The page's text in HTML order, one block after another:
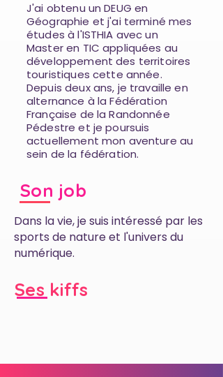
J'ai obtenu un DEUG en
Géographie et j'ai terminé mes
études à l'ISTHIA avec un
Master en TIC appliquées au
développement des territoires
touristiques cette année.
Depuis deux ans, je travaille en
alternance à la Fédération
Française de la Randonnée
Pédestre et je poursuis
actuellement mon aventure au
sein de la fédération.
Son job
Dans la vie, je suis intéressé par les
sports de nature et l'univers du
numérique.
Ses kiffs